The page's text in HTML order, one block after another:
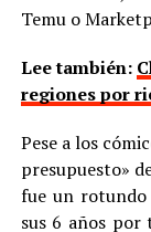
Temu o
Lee también:
regiones por
Pese a los
presupuesto»
fue un rotundo
sus 6 años